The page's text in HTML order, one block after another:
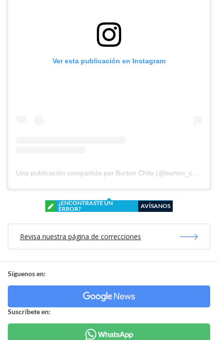
Ver esta publicación en Instagram
Una publicación compartida por Burton Chile (@burton_chile)
¿ENCONTRASTE UN
ERROR?
AVÍSANOS
Revisa nuestra página de correcciones
Síguenos en:
Suscríbete en: